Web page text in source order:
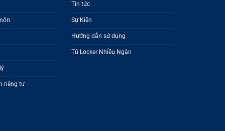
riêng tư
Tin tức
Sự Kiện
Hướng dẫn sử dụng
Tủ Locker Nhiều Ngăn